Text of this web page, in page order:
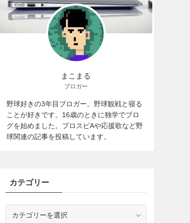
まこまる
ブロガー
野球好きの3年目ブロガー。野球観戦と寝る
ことが好きです。16歳のときに独学でブロ
グを始めました。プロスピAや応援歌など野
球関連の記事を投稿しています。
カテゴリー